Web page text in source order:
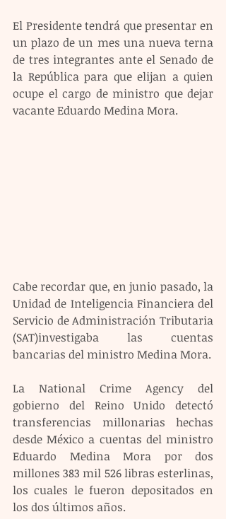
El Presidente tendrá que presentar en
un plazo de un mes una nueva terna
de tres integrantes ante el Senado de
la República para que elijan a quien
ocupe el cargo de ministro que dejar
vacante Eduardo Medina Mora.
Cabe recordar que, en junio pasado, la
Unidad de Inteligencia Financiera del
Servicio de Administración Tributaria
(SAT)investigaba las cuentas
bancarias del ministro Medina Mora.
La National Crime Agency del
gobierno del Reino Unido detectó
transferencias millonarias hechas
desde México a cuentas del ministro
Eduardo Medina Mora por dos
millones 383 mil 526 libras esterlinas,
los cuales le fueron depositados en
los dos últimos años.